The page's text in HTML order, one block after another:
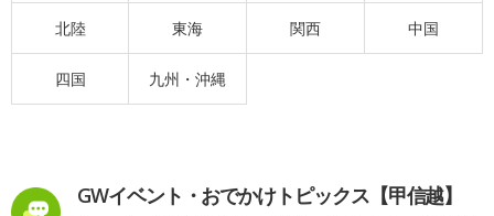
北陸 東海 関西 中国
四国 九州・沖縄
GWイベント・おでかけトピックス【甲信越】